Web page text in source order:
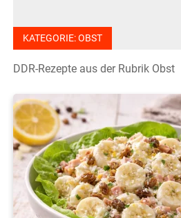
KATEGORIE:OBST
DDR-Rezepte aus der Rubrik Obst